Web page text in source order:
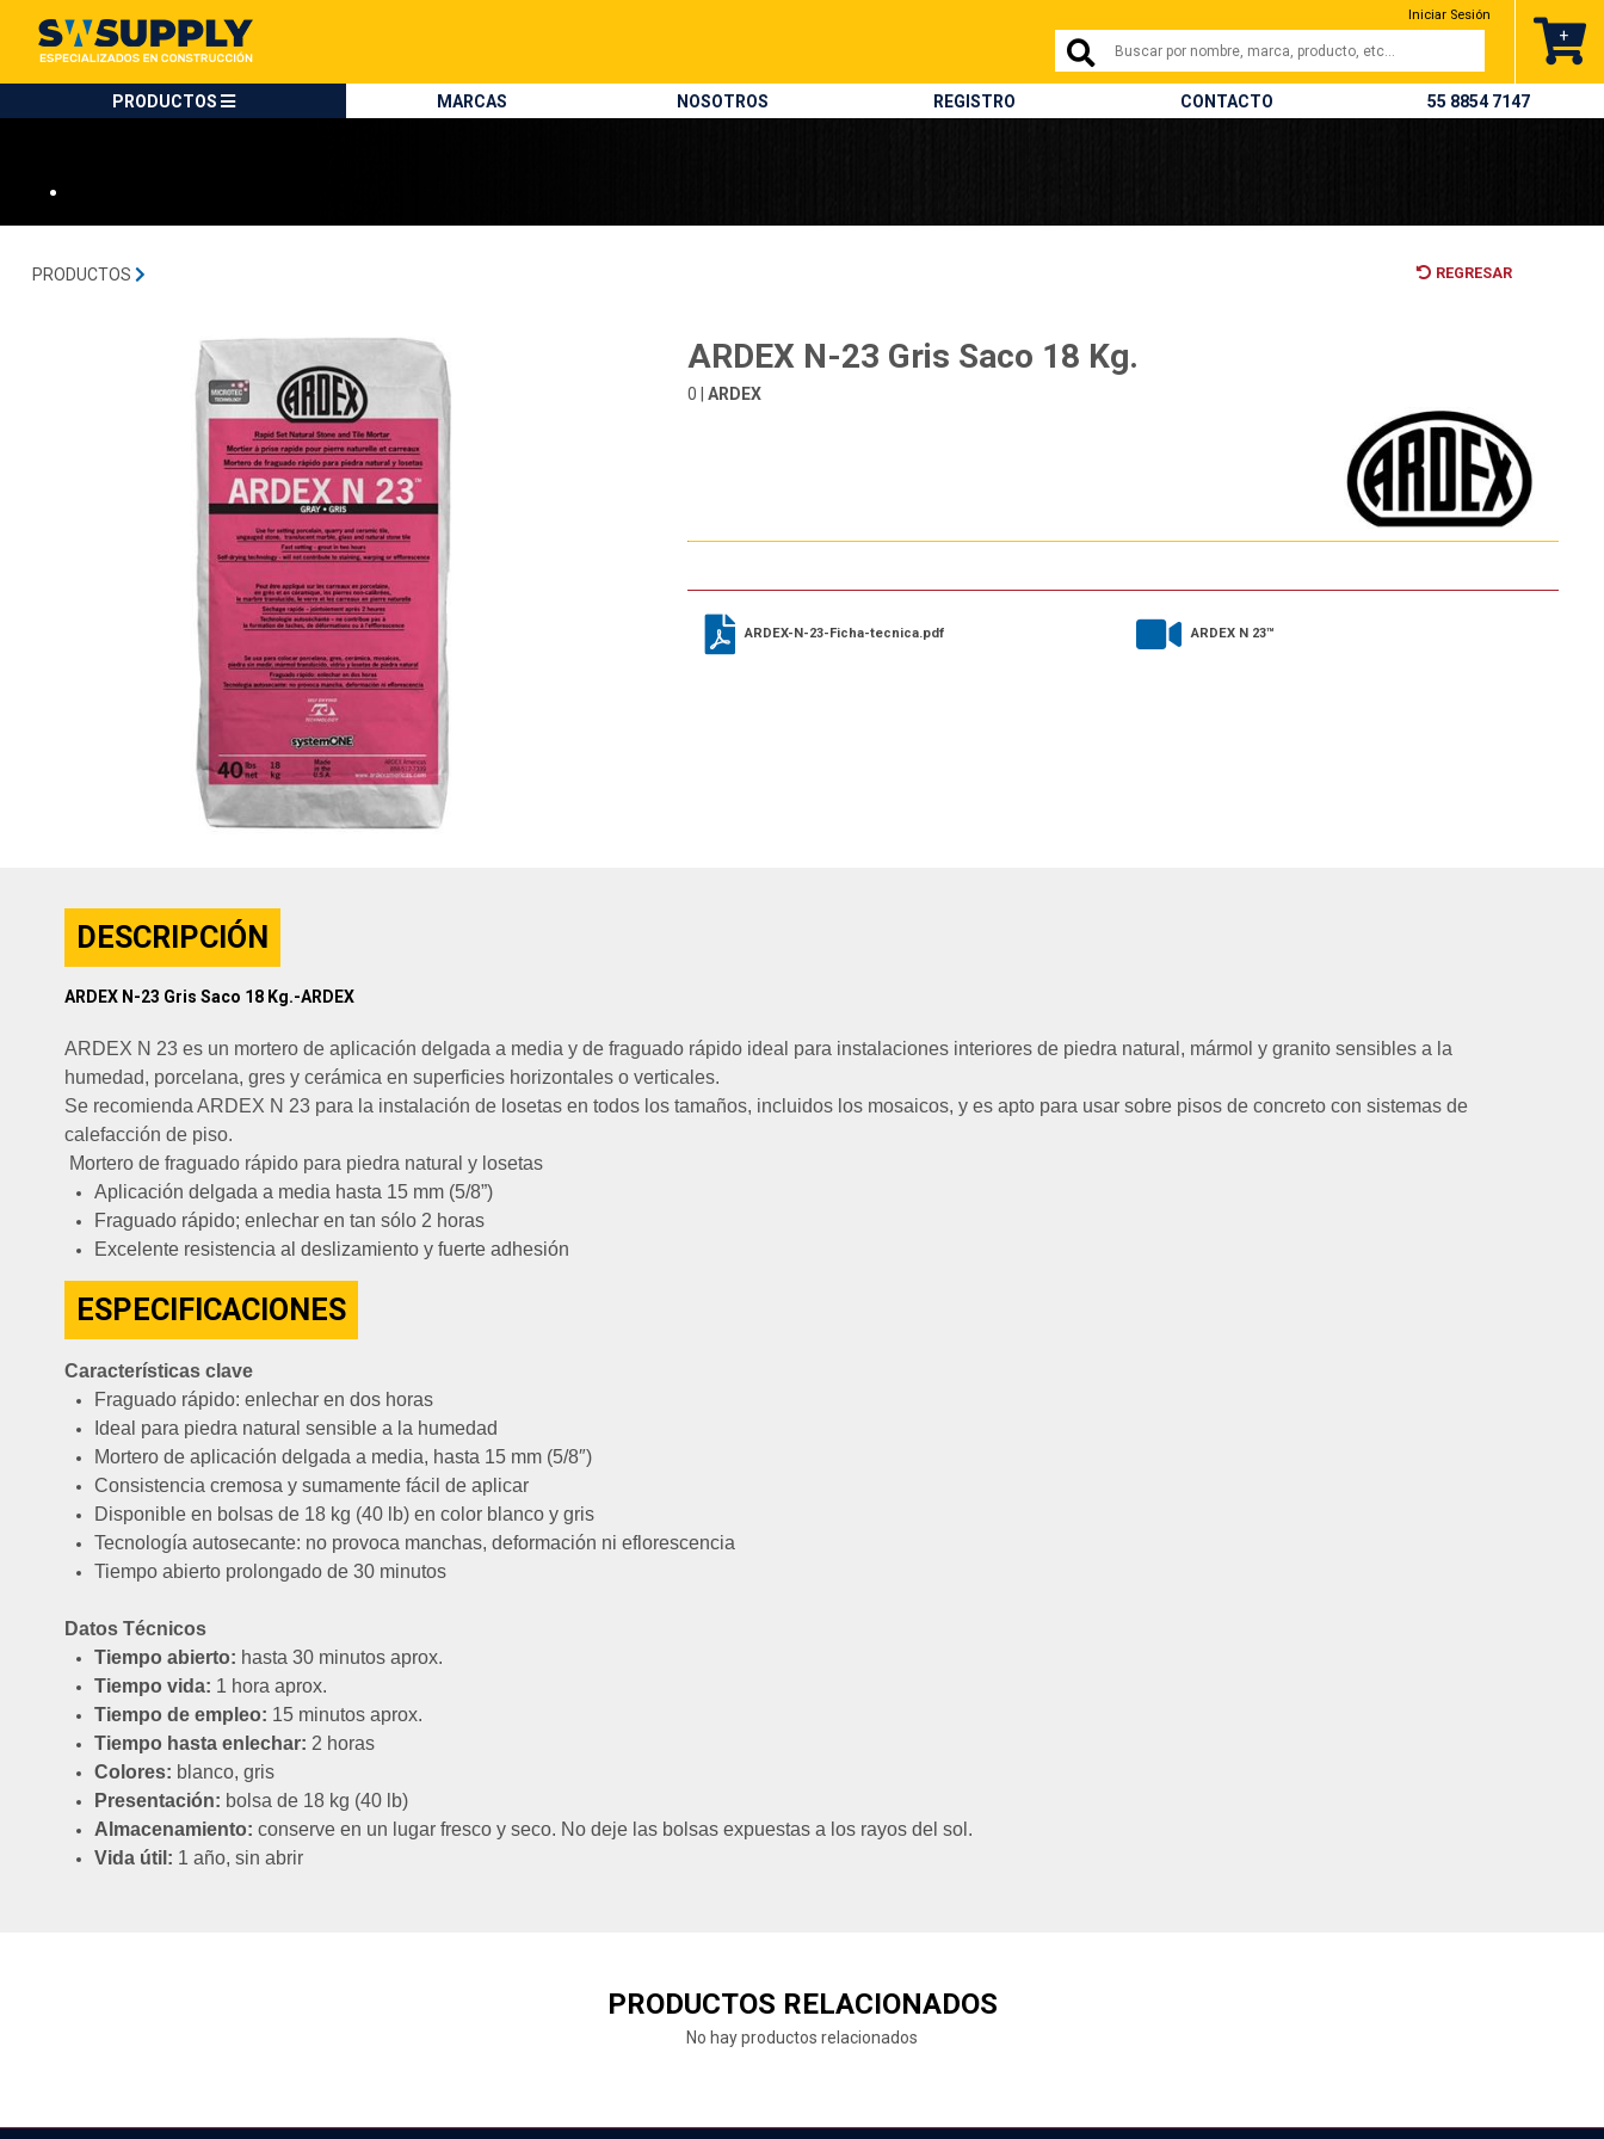
PRODUCTOS MARCAS NOSOTROS REGISTRO CONTACTO 55 8854 7147
Iniciar Sesión
+
•
PRODUCTOS REGRESAR
ARDEX N-23 Gris Saco 18 Kg.
0 |ARDEX
ARDEX-N-23-Ficha-tecnica.pdf ARDEX N 23™
DESCRIPCIÓN
ARDEX N-23 Gris Saco 18 Kg.-ARDEX
ARDEX N 23 es un mortero de aplicación delgada a media y de fraguado rápido ideal para instalaciones interiores de piedra natural, mármol y granito sensibles a la
humedad, porcelana, gres y cerámica en superficies horizontales o verticales.
Se recomienda ARDEX N 23 para la instalación de losetas en todos los tamaños, incluidos los mosaicos, y es apto para usar sobre pisos de concreto con sistemas de
calefacción de piso.
Mortero de fraguado rápido para piedra natural y losetas
Aplicación delgada a media hasta 15 mm (5/8”)
Fraguado rápido; enlechar en tan sólo 2 horas
Excelente resistencia al deslizamiento y fuerte adhesión
ESPECIFICACIONES
Características clave
Fraguado rápido: enlechar en dos horas
Ideal para piedra natural sensible a la humedad
Mortero de aplicación delgada a media, hasta 15 mm (5/8″)
Consistencia cremosa y sumamente fácil de aplicar
Disponible en bolsas de 18 kg (40 lb) en color blanco y gris
Tecnología autosecante: no provoca manchas, deformación ni eflorescencia
Tiempo abierto prolongado de 30 minutos
Datos Técnicos
Tiempo abierto: hasta 30 minutos aprox.
Tiempo vida: 1 hora aprox.
Tiempo de empleo: 15 minutos aprox.
Tiempo hasta enlechar: 2 horas
Colores: blanco, gris
Presentación: bolsa de 18 kg (40 lb)
Almacenamiento: conserve en un lugar fresco y seco. No deje las bolsas expuestas a los rayos del sol.
Vida útil: 1 año, sin abrir
PRODUCTOS RELACIONADOS
No hay productos relacionados